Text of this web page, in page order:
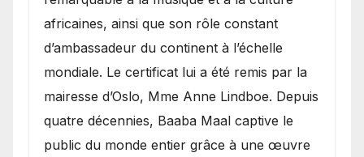
africaines, ainsi que son rôle constant
d’ambassadeur du continent à l’échelle
mondiale. Le certificat lui a été remis par la
mairesse d’Oslo, Mme Anne Lindboe. Depuis
quatre décennies, Baaba Maal captive le
public du monde entier grâce à une œuvre